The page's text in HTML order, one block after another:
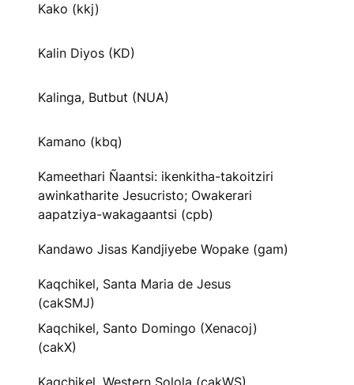
Kako (kkj)
Kalin Diyos (KD)
Kalinga, Butbut (NUA)
Kamano (kbq)
Kameethari Ñaantsi: ikenkitha-takoitziri
awinkatharite Jesucristo; Owakerari
aapatziya-wakagaantsi (cpb)
Kandawo Jisas Kandjiyebe Wopake (gam)
Kaqchikel, Santa Maria de Jesus
(cakSMJ)
Kaqchikel, Santo Domingo (Xenacoj)
(cakX)
Kaqchikel, Western Solola (cakWS)